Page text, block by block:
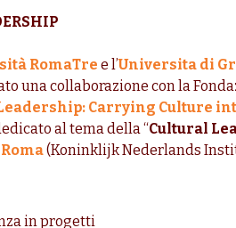
RomaTre e l’Universita di
una collaborazione con la
Carrying Culture
al tema della “Cultural
(Koninklijk Nederlands
in progetti